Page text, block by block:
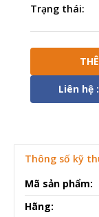
Trạng thái:
Liên hệ
Thông số kỹ
Mã sản phẩm:
Hãng: